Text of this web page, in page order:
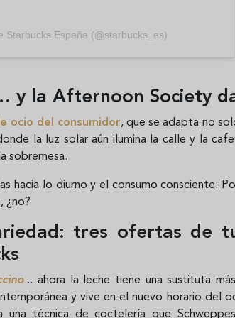
Starbucks España (@starbucks_es)
y la Afternoon Society
ocio del consumidor, que se adapta no
la luz solar aún ilumina la calle y la
sobremesa.
hacia lo diurno y el consumo consciente.
¿no?
tres ofertas de
... ahora la leche tiene una sustituta
y vive en el nuevo horario del
una técnica de coctelería que